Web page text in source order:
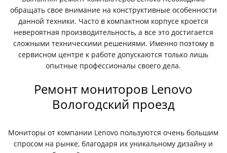
обращать свое внимание на конструктивные особенности
данной техники. Часто в компактном корпусе кроется
невероятная производительность, а все это достигается
сложными техническими решениями. Именно поэтому в
сервисном центре к работе допускаются только лишь
опытные профессионалы своего дела.
Ремонт мониторов Lenovo
Вологодский проезд
Мониторы от компании Lenovo пользуются очень большим
спросом на рынке, благодаря их уникальному дизайну и